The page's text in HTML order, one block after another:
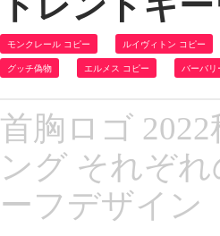
モンクレール コピー ルイヴィトン コピー
グッチ偽物 エルメス コピー バーバリ
首胸ロゴ
ング それぞ
ーフデザイン